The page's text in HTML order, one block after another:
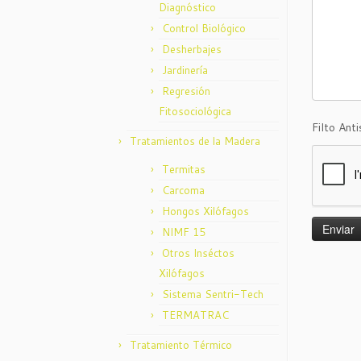
Diagnóstico
Control Biológico
Desherbajes
Jardinería
Regresión
Fitosociológica
Tratamientos de la Madera
Termitas
Carcoma
Hongos Xilófagos
NIMF 15
Otros Inséctos
Xilófagos
Sistema Sentri-Tech
TERMATRAC
Tratamiento Térmico
Filto